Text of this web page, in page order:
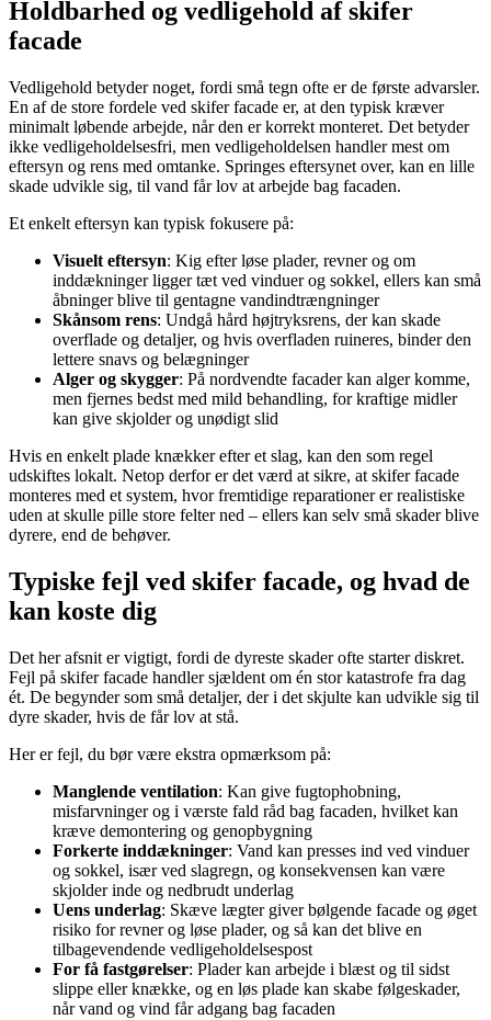
Holdbarhed og vedligehold af skifer
facade
Vedligehold betyder noget, fordi små tegn ofte er de første advarsler.
En af de store fordele ved skifer facade er, at den typisk kræver
minimalt løbende arbejde, når den er korrekt monteret. Det betyder
ikke vedligeholdelsesfri, men vedligeholdelsen handler mest om
eftersyn og rens med omtanke. Springes eftersynet over, kan en lille
skade udvikle sig, til vand får lov at arbejde bag facaden.
Et enkelt eftersyn kan typisk fokusere på:
Visuelt eftersyn: Kig efter løse plader, revner og om
inddækninger ligger tæt ved vinduer og sokkel, ellers kan små
åbninger blive til gentagne vandindtrængninger
Skånsom rens: Undgå hård højtryksrens, der kan skade
overflade og detaljer, og hvis overfladen ruineres, binder den
lettere snavs og belægninger
Alger og skygger: På nordvendte facader kan alger komme,
men fjernes bedst med mild behandling, for kraftige midler
kan give skjolder og unødigt slid
Hvis en enkelt plade knækker efter et slag, kan den som regel
udskiftes lokalt. Netop derfor er det værd at sikre, at skifer facade
monteres med et system, hvor fremtidige reparationer er realistiske
uden at skulle pille store felter ned – ellers kan selv små skader blive
dyrere, end de behøver.
Typiske fejl ved skifer facade, og hvad de
kan koste dig
Det her afsnit er vigtigt, fordi de dyreste skader ofte starter diskret.
Fejl på skifer facade handler sjældent om én stor katastrofe fra dag
ét. De begynder som små detaljer, der i det skjulte kan udvikle sig til
dyre skader, hvis de får lov at stå.
Her er fejl, du bør være ekstra opmærksom på:
Manglende ventilation: Kan give fugtophobning,
misfarvninger og i værste fald råd bag facaden, hvilket kan
kræve demontering og genopbygning
Forkerte inddækninger: Vand kan presses ind ved vinduer
og sokkel, især ved slagregn, og konsekvensen kan være
skjolder inde og nedbrudt underlag
Uens underlag: Skæve lægter giver bølgende facade og øget
risiko for revner og løse plader, og så kan det blive en
tilbagevendende vedligeholdelsespost
For få fastgørelser: Plader kan arbejde i blæst og til sidst
slippe eller knække, og en løs plade kan skabe følgeskader,
når vand og vind får adgang bag facaden